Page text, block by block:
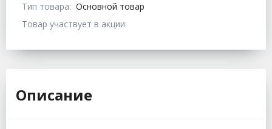
Тип товара: Основной товар
Товар участвует в акции:
Описание